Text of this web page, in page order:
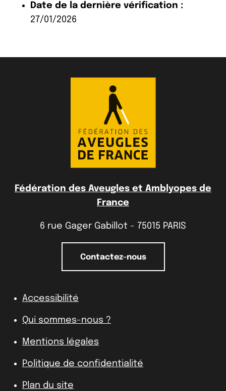
Date de la dernière vérification :
27/01/2026
Fédération des Aveugles et Amblyopes de
France
6 rue Gager Gabillot - 75015 PARIS
Contactez-nous
Accessibilité
Qui sommes-nous ?
Mentions légales
Politique de confidentialité
Plan du site